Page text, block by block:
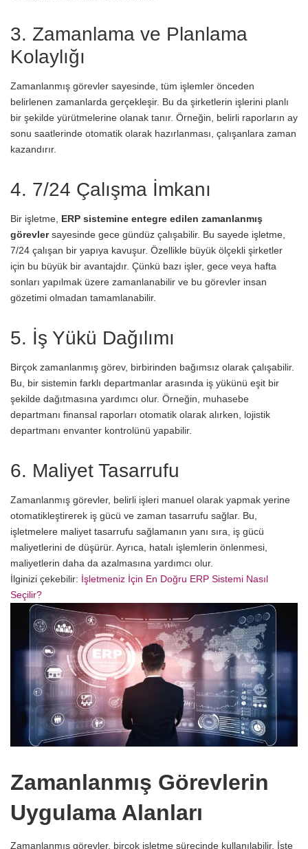
3. Zamanlama ve Planlama
Kolaylığı
Zamanlanmış görevler sayesinde, tüm işlemler önceden
belirlenen zamanlarda gerçekleşir. Bu da şirketlerin işlerini planlı
bir şekilde yürütmelerine olanak tanır. Örneğin, belirli raporların ay
sonu saatlerinde otomatik olarak hazırlanması, çalışanlara zaman
kazandırır.
4. 7/24 Çalışma İmkanı
Bir işletme, ERP sistemine entegre edilen zamanlanmış
görevlersayesinde gece gündüz çalışabilir. Bu sayede işletme,
7/24 çalışan bir yapıya kavuşur. Özellikle büyük ölçekli şirketler
için bu büyük bir avantajdır. Çünkü bazı işler, gece veya hafta
sonları yapılmak üzere zamanlanabilir ve bu görevler insan
gözetimi olmadan tamamlanabilir.
5. İş Yükü Dağılımı
Birçok zamanlanmış görev, birbirinden bağımsız olarak çalışabilir.
Bu, bir sistemin farklı departmanlar arasında iş yükünü eşit bir
şekilde dağıtmasına yardımcı olur. Örneğin, muhasebe
departmanı finansal raporları otomatik olarak alırken, lojistik
departmanı envanter kontrolünü yapabilir.
6. Maliyet Tasarrufu
Zamanlanmış görevler, belirli işleri manuel olarak yapmak yerine
otomatikleştirerek iş gücü ve zaman tasarrufu sağlar. Bu,
işletmelere maliyet tasarrufu sağlamanın yanı sıra, iş gücü
maliyetlerini de düşürür. Ayrıca, hatalı işlemlerin önlenmesi,
maliyetlerin daha da azalmasına yardımcı olur.
İlginizi çekebilir: İşletmeniz İçin En Doğru ERP Sistemi Nasıl
Seçilir?
Zamanlanmış Görevlerin
Uygulama Alanları
Zamanlanmış görevler, birçok işletme sürecinde kullanılabilir. İşte